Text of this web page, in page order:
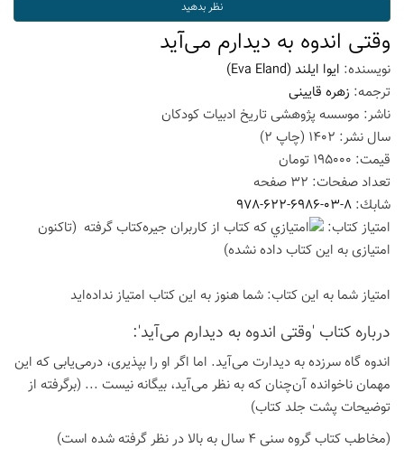
وقتی اندوه به دیدارم می‌آید
نویسنده: ایوا ایلند (Eva Eland)
ترجمه: زهره قایینی
ناشر: موسسه پژوهشی تاریخ ادبیات کودکان
سال نشر: 1402 (چاپ 2
)
قیمت: 195000 تومان
تعداد صفحات: 32 صفحه
شابك: 978-622-6986-03-8
امتیاز كتاب:
(تاكنون
امتیازی به این كتاب داده نشده)
امتیاز شما به این كتاب: شما هنوز به این كتاب امتیاز نداده‌اید
درباره كتاب 'وقتی اندوه به دیدارم می‌آید':
اندوه گاه سرزده به دیدارت می‌آید. اما اگر او را بپذیری، درمی‌یابی که این
مهمان ناخوانده آن‌چنان که به نظر می‌آید، بیگانه نیست ... (برگرفته از
توضیحات پشت جلد کتاب)
(مخاطب کتاب گروه سنی 4 سال به بالا در نظر گرفته شده است)